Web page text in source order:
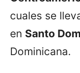
cuales se
en Santo
Dominicana.